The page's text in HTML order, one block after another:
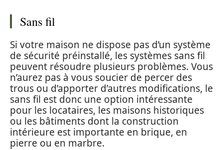
Sans fil
Si votre maison ne dispose pas d’un système
de sécurité préinstallé, les systèmes sans fil
peuvent résoudre plusieurs problèmes. Vous
n’aurez pas à vous soucier de percer des
trous ou d’apporter d’autres modifications, le
sans fil est donc une option intéressante
pour les locataires, les maisons historiques
ou les bâtiments dont la construction
intérieure est importante en brique, en
pierre ou en marbre.